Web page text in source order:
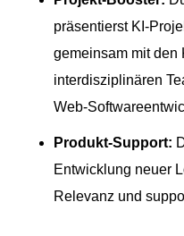
präsentierst KI-
gemeinsam mit den
interdisziplinären
Web-
Produkt-Support:
Entwicklung neuer
Relevanz und